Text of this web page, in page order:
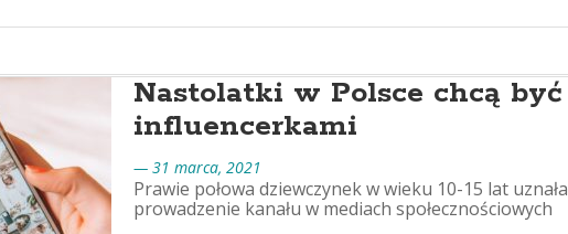
Nastolatki w Polsce chcą być
influencerkami
— 31 marca, 2021
Prawie połowa dziewczynek w wieku 10-15 lat uznała
prowadzenie kanału w mediach społecznościowych